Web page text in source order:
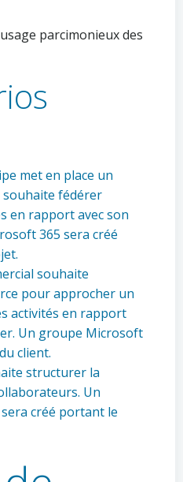
parcimonieux des
met en place un
souhaite fédérer
en rapport avec son
365 sera créé
souhaite
pour approcher un
activités en rapport
Un groupe Microsoft
client.
structurer la
Un
créé portant le